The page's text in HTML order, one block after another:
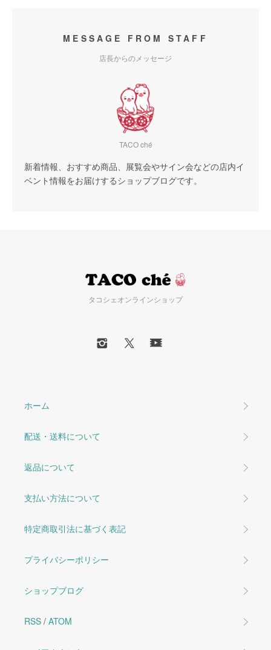
MESSAGE FROM STAFF
店長からのメッセージ
TACO ché
新着情報、おすすめ商品、展覧会やサイン会などの店内イ
ベント情報をお届けするショップブログです。
タコシェオンラインショップ
ホーム
配送・送料について
返品について
支払い方法について
特定商取引法に基づく表記
プライバシーポリシー
ショップブログ
RSS / ATOM